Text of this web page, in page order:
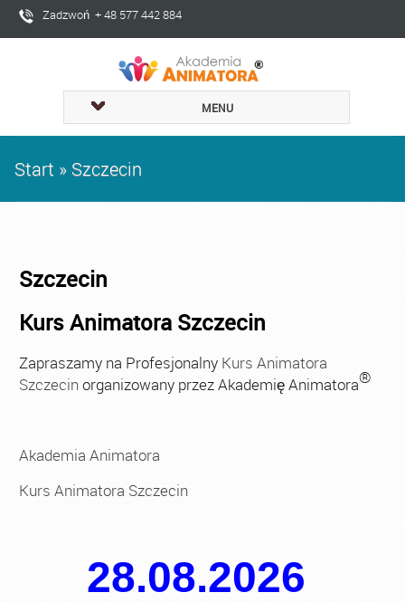
Zadzwoń + 48 577 442 884
MENU
Start » Szczecin
Szczecin
Kurs Animatora Szczecin
Zapraszamy na Profesjonalny Kurs Animatora
Szczecinorganizowany przez Akademię Animatora®
Akademia Animatora
Kurs Animatora Szczecin
28.08.2026